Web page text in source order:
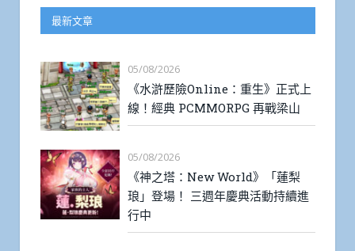
最新文章
05/08/2026
《水滸歷險Online：重生》正式上
線！經典 PCMMORPG 再戰梁山
05/08/2026
《神之塔：New World》「蓮梨
琅」登場！ 三週年慶典活動持續進
行中